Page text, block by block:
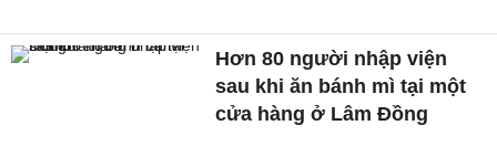
Hơn 80 người nhập viện
sau khi ăn bánh mì tại một
cửa hàng ở Lâm Đồng